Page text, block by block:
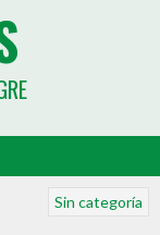
Sin categoría